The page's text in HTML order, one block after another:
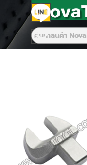
Go to content
Skip menu
Skip menu